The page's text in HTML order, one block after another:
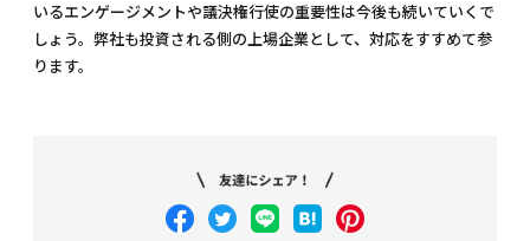
いるエンゲージメントや議決権行使の重要性は今後も続いていくで
しょう。弊社も投資される側の上場企業として、対応をすすめて参
ります。